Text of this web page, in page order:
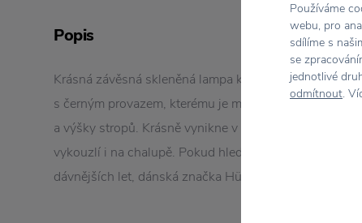
Popis
Krásná závěsná skleněná lampa kulatého designu je
s černým provazem, kterému je možné délku upravit
a výšky stropů. Krásně vynikne v minimalistickém
vykouzlí i na chalupě. Pokud hledáte stylový doplněk
dávnějších let, dánská značka Hübsch je vám
Používáme
webu, pro
sdílíme s
se
jednotlivé
odmítnout.